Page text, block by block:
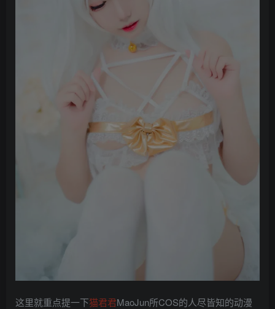
这里就重点提一下猫君君MaoJun所COS的人尽皆知的动漫